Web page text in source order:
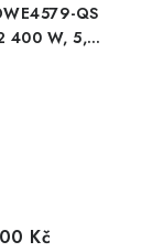
QS
400 W, 5,7
Kč